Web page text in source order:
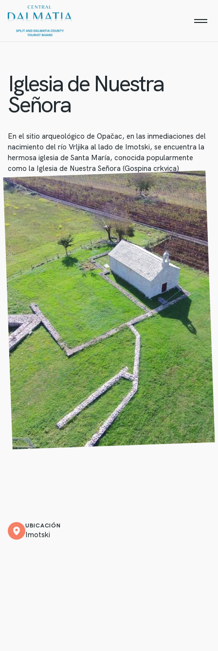
Iglesia de Nuestra
Señora
En el sitio arqueológico de Opačac, en las inmediaciones del
nacimiento del río Vrljika al lado de Imotski, se encuentra la
hermosa iglesia de Santa María, conocida popularmente
como la Iglesia de Nuestra Señora (Gospina crkvica)
UBICACIÓN
Imotski